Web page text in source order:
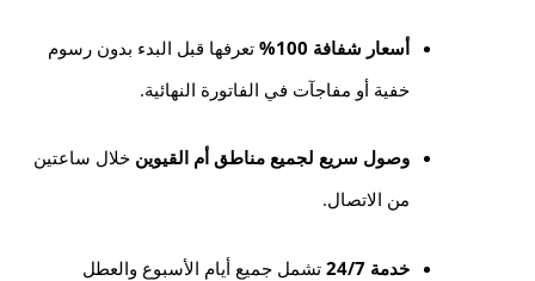
أسعار شفافة 100%
تعرفها قبل البدء بدون رسوم
خفية أو مفاجآت في الفاتورة النهائية.
وصول سريع لجميع مناطق أم القيوين خلال ساعتين
من الاتصال.
خدمة 24/7
تشمل جميع أيام الأسبوع والعطل